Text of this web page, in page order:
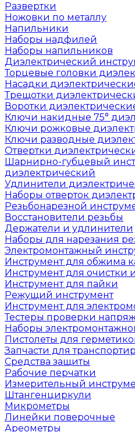
Развертки
Ножовки по металлу
Напильники
Наборы надфилей
Наборы напильников
Диэлектрический
Торцевые головки
Насадки
Трещотки
Воротки
Ключи накидные 75°
Ключи рожковые
Ключи разводные
Отвертки
Шарнирно-губцевый
диэлектрический
Удлинители
Наборы отверток
Резьбонарезной
Восстановители резьбы
Держатели и удлинители
Наборы для нарезания
Электромонтажный
Инструмент для обжима
Инструмент для очистки
Инструмент для пайки
Режущий инструмент
Инструмент для
Тестеры проверки
Наборы
Пистолеты для
Запчасти для
Средства защиты
Рабочие перчатки
Измерительный
Штангенциркули
Микрометры
Линейки поверочные
Ареометры